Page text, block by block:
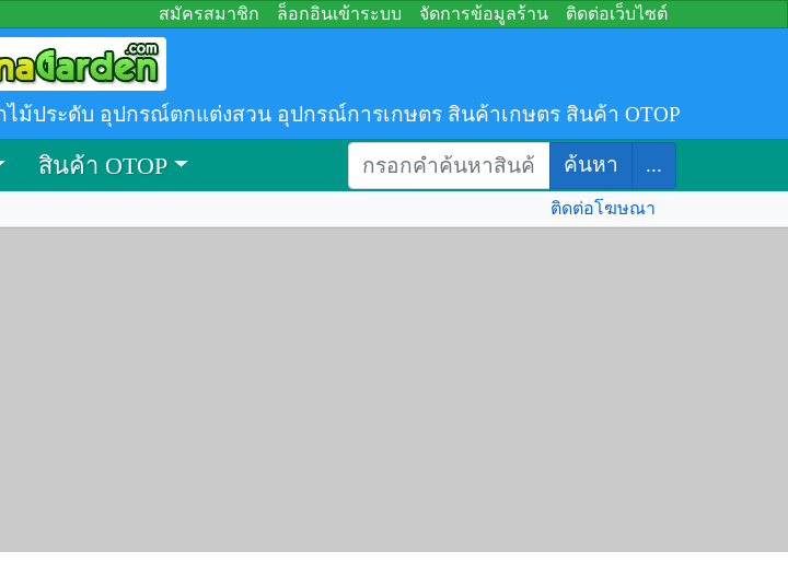
สมัครสมาชิก ล็อกอินเข้าระบบ จัดการข้อมูลร้าน ติดต่อเว็บไซต์
ประดับ อุปกรณ์ตกแต่งสวน อุปกรณ์การเกษตร สินค้าเกษตร สินค้า OTOP
สินค้า OTOP ค้นหา ...
ติดต่อโฆษณา